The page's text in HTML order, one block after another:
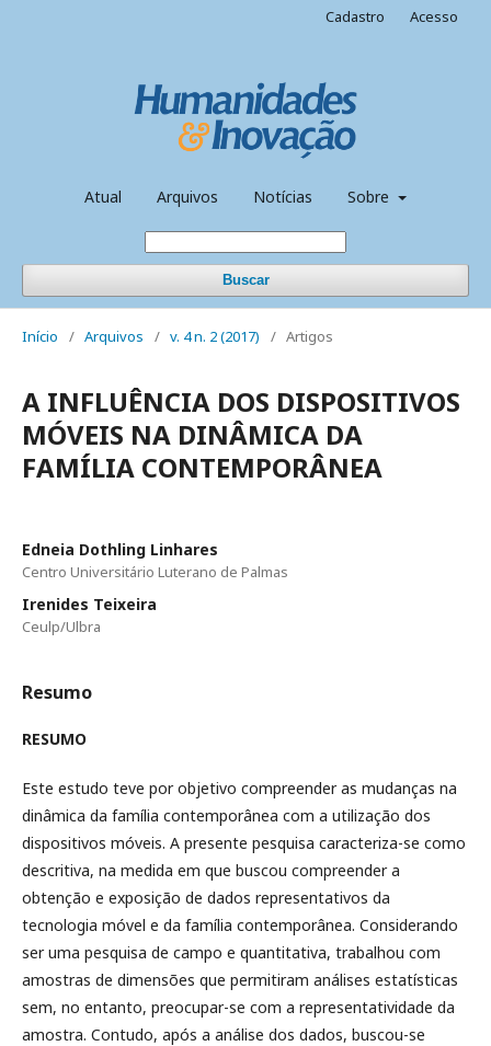
Atual Arquivos Notícias Sobre
Buscar
Cadastro Acesso
Início / Arquivos / v. 4 n. 2 (2017) / Artigos
A INFLUÊNCIA DOS DISPOSITIVOS
MÓVEIS NA DINÂMICA DA
FAMÍLIA CONTEMPORÂNEA
Edneia Dothling Linhares
Centro Universitário Luterano de Palmas
Irenides Teixeira
Ceulp/Ulbra
Resumo
RESUMO
Este estudo teve por objetivo compreender as mudanças na
dinâmica da família contemporânea com a utilização dos
dispositivos móveis. A presente pesquisa caracteriza-se como
descritiva, na medida em que buscou compreender a
obtenção e exposição de dados representativos da
tecnologia móvel e da família contemporânea. Considerando
ser uma pesquisa de campo e quantitativa, trabalhou com
amostras de dimensões que permitiram análises estatísticas
sem, no entanto, preocupar-se com a representatividade da
amostra. Contudo, após a análise dos dados, buscou-se